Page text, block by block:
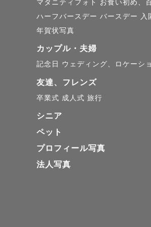
マタニティフォト
お食い初め、
ハーフバースデー バースデー
入
年賀状写真
カップル・夫婦
記念日 ウェディング、ロケーシ
友達、フレンズ
卒業式 成人式 旅行
シニア
ペット
プロフィール写真
法人写真